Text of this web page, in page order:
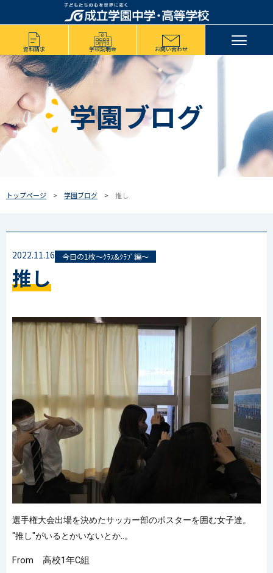
資料請求 学校説明会 お問い合わせ
学園ブログ
トップページ 学園ブログ 推し
2022.11.16 今日の1枚～ｸﾗｽ&ｸﾗﾌﾞ編～
推し
選手権大会出場を決めたサッカー部のポスターを囲む女子達。
"推し"がいるとかいないとか‥。
From 高校1年C組